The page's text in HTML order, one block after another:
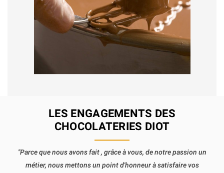
LES ENGAGEMENTS DES
CHOCOLATERIES DIOT
"Parce que nous avons fait , grâce à vous, de notre passion un
métier, nous mettons un point d'honneur à satisfaire vos